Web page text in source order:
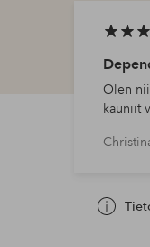
Olen
kauniit